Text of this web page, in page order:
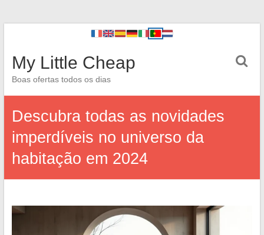
My Little Cheap
Boas ofertas todos os dias
Descubra todas as novidades
imperdíveis no universo da
habitação em 2024